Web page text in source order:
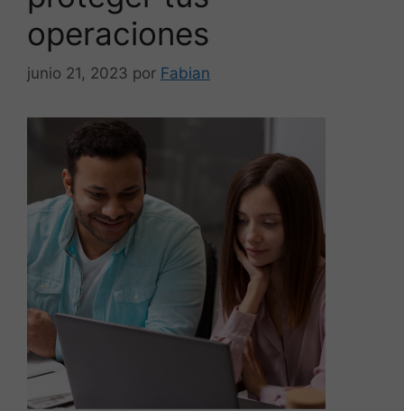
operaciones
junio 21, 2023 por Fabian